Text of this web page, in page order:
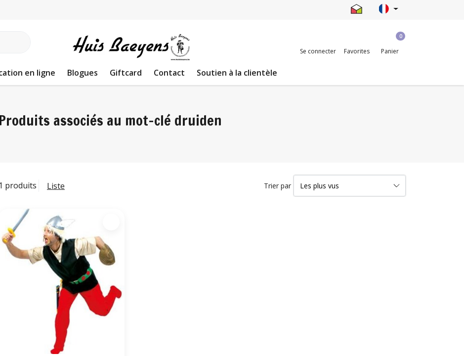
Se connecter Favorites
0
Panier
en ligne Blogues Giftcard Contact Soutien à la clientèle
Produits associés au mot-clé druiden
1 produits Liste Trier par